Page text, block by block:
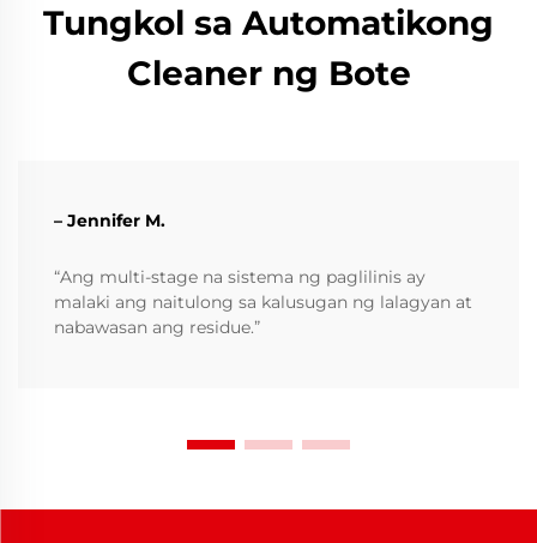
Tungkol sa Automatikong
Cleaner ng Bote
– Jennifer M.
“Ang multi-stage na sistema ng paglilinis ay
malaki ang naitulong sa kalusugan ng lalagyan at
nabawasan ang residue.”